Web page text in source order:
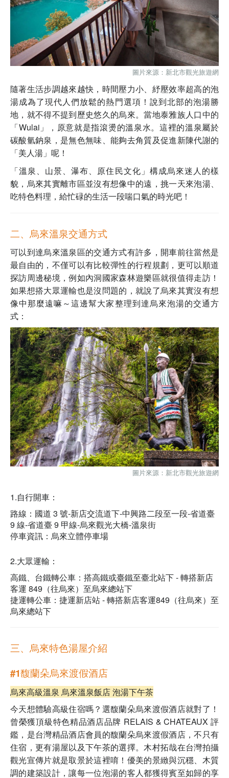
圖片來源： 新北市觀光旅遊網
隨著生活步調越來越快，時間壓力小、紓壓效率超高的泡
湯成為了現代人們放鬆的熱門選項！說到北部的泡湯勝
地，就不得不提到歷史悠久的烏來。當地泰雅族人口中的
「Wulai」，原意就是指滾燙的溫泉水。這裡的溫泉屬於
碳酸氫鈉泉，是無色無味、能夠去角質及促進新陳代謝的
「美人湯」呢！
「溫泉、山景、瀑布、原住民文化」構成烏來迷人的樣
貌，烏來其實離市區並沒有想像中的遠，挑一天來泡湯、
吃特色料理，給忙碌的生活一段喘口氣的時光吧！
二、烏來溫泉交通方式
可以到達烏來溫泉區的交通方式有許多，開車前往當然是
最自由的，不僅可以有比較彈性的行程規劃，更可以順道
探訪周邊秘境，例如內洞國家森林遊樂區就很值得走訪！
如果想搭大眾運輸也是沒問題的，就說了烏來其實沒有想
像中那麼遠嘛～這邊幫大家整理到達烏來泡湯的交通方
式：
圖片來源： 新北市觀光旅遊網
1.自行開車：
路線： 國道 3 號-新店交流道下-中興路二段至一段-省道臺
9 線-省道臺 9 甲線-烏來觀光大橋-溫泉街
停車資訊：烏來立體停車場
2.大眾運輸：
高鐵、台鐵轉公車：搭高鐵或臺鐵至臺北站下 - 轉搭新店
客運 849（往烏來）至烏來總站下
捷運轉公車：捷運新店站 - 轉搭新店客運849（往烏來）至
烏來總站下
三、烏來特色湯屋介紹
#1馥蘭朵烏來渡假酒店
烏來高級溫泉 烏來溫泉飯店 泡湯下午茶
今天想體驗高級住宿嗎？選馥蘭朵烏來渡假酒店就對了！
曾榮獲頂級特色精品酒店品牌 RELAIS & CHATEAUX 評
鑑，是台灣精品酒店會員的馥蘭朵烏來渡假酒店，不只有
住宿，更有湯屋以及下午茶的選擇。木村拓哉在台灣拍攝
觀光宣傳片就是取景於這裡唷！優美的景緻與沉穩、木質
調的建築設計，讓每一位泡湯的客人都獲得賓至如歸的享